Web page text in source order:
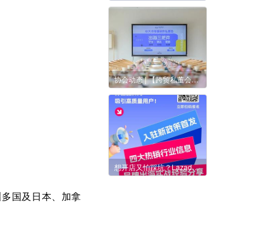
多国及日本、加拿
协会动态 | 【跨贸私董会】中大件增量破局私董会——出海三把斧平台·清关·营销
想开店又怕踩坑？Lazada七大补贴+亿级扶持计划，三重大奖抽取资格